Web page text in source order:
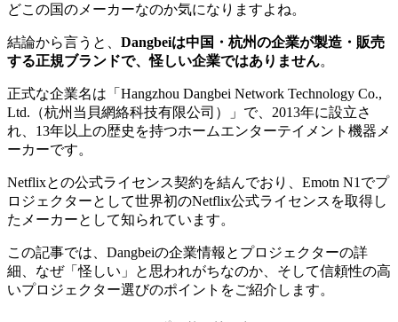
どこの国のメーカーなのか気になりますよね。
結論から言うと、 Dangbeiは中国・杭州の企業が製造・販売
する正規ブランドで、怪しい企業ではありません。
正式な企業名は「Hangzhou Dangbei Network Technology Co.,
Ltd.（杭州当貝網絡科技有限公司）」で、2013年に設立さ
れ、13年以上の歴史を持つホームエンターテイメント機器メ
ーカーです。
Netflixとの公式ライセンス契約を結んでおり、Emotn N1でプ
ロジェクターとして世界初のNetflix公式ライセンスを取得し
たメーカーとして知られています。
この記事では、Dangbeiの企業情報とプロジェクターの詳
細、なぜ「怪しい」と思われがちなのか、そして信頼性の高
いプロジェクター選びのポイントをご紹介します。